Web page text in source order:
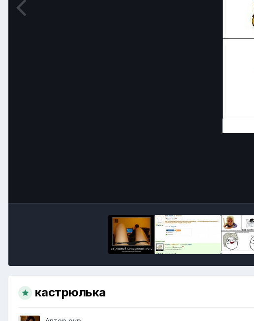
кастрюлька